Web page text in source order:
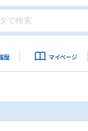
歴 マイページ